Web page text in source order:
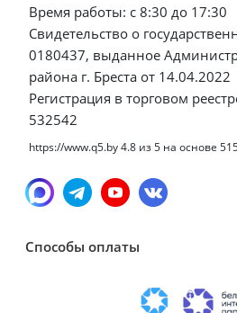
Время работы: с 8:30 до 17:30
Свидетельство о
0180437, выданное
района г. Бреста от 14.04.2022
Регистрация в торговом
532542
https://www.q5.by4.8 из5 на основе
Способы оплаты